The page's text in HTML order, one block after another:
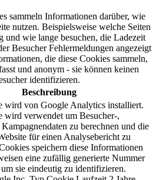
sammeln Informationen darüber, wie
nutzen. Beispielsweise welche Seiten
und wie lange besuchen, die Ladezeit
Besucher Fehlermeldungen angezeigt
die diese Cookies sammeln,
und anonym - sie können keinen
identifizieren.
Beschreibung
wird von Google Analytics installiert.
wird verwendet um Besucher-,
zu berechnen und die
für einen Analysebericht zu
speichern diese Informationen
eine zufällig generierte Nummer
sie eindeutig zu identifizieren.